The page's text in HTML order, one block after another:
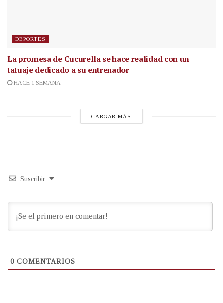
DEPORTES
La promesa de Cucurella se hace realidad con un
tatuaje dedicado a su entrenador
HACE 1 SEMANA
CARGAR MÁS
Suscribir
0 COMENTARIOS